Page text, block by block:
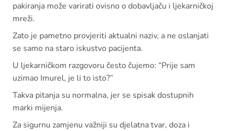
pakiranja može varirati ovisno o dobavljaču i ljekarničkoj
mreži.
Zato je pametno provjeriti aktualni naziv, a ne oslanjati
se samo na staro iskustvo pacijenta.
U ljekarničkom razgovoru često čujemo: “Prije sam
uzimao Imurel, je li to isto?”
Takva pitanja su normalna, jer se spisak dostupnih
marki mijenja.
Za sigurnu zamjenu važniji su djelatna tvar, doza i